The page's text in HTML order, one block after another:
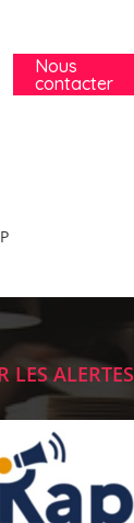
Nous
contacter
LES